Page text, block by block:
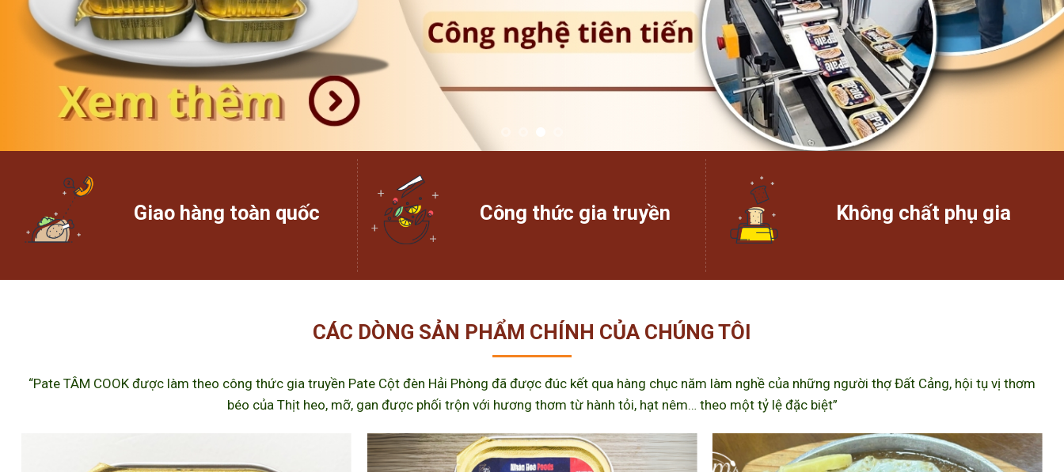
Giao hàng toàn quốc Công thức gia truyền Không chất phụ gia
CÁC DÒNG SẢN PHẨM CHÍNH CỦA CHÚNG TÔI
“Pate TÂM COOK được làm theo công thức gia truyền Pate Cột đèn Hải Phòng đã được đúc kết qua hàng chục năm làm nghề của những người thợ Đất Cảng, hội tụ vị thơm
béo của Thịt heo, mỡ, gan được phối trộn với hương thơm từ hành tỏi, hạt nêm… theo một tỷ lệ đặc biệt”